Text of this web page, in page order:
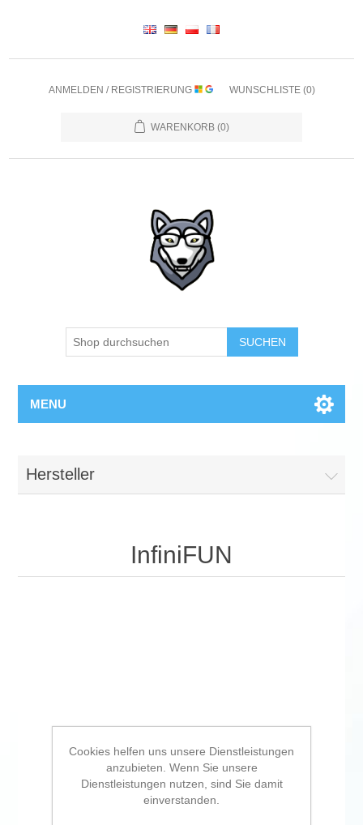
ANMELDEN / REGISTRIERUNG WUNSCHLISTE (0)
WARENKORB (0)
SUCHEN
MENU
Hersteller
InfiniFUN
Cookies helfen uns unsere Dienstleistungen
anzubieten. Wenn Sie unsere
Dienstleistungen nutzen, sind Sie damit
einverstanden.